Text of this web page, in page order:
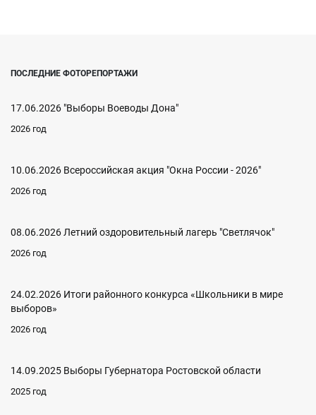
ПОСЛЕДНИЕ ФОТОРЕПОРТАЖИ
17.06.2026 "Выборы Воеводы Дона"
2026 год
10.06.2026 Всероссийская акция "Окна России - 2026"
2026 год
08.06.2026 Летний оздоровительный лагерь "Светлячок"
2026 год
24.02.2026 Итоги районного конкурса «Школьники в мире
выборов»
2026 год
14.09.2025 Выборы Губернатора Ростовской области
2025 год